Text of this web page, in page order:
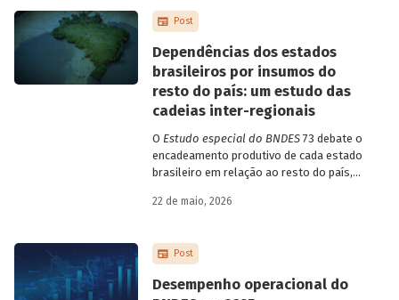
detalhada e uma previsão para os
próximos meses no
Post
Dependências dos estados
brasileiros por insumos do
resto do país: um estudo das
cadeias inter-regionais
O Estudo especial do BNDES73 debate o
encadeamento produtivo de cada estado
brasileiro em relação ao resto do país,
quanto o estímulo a um estado ou setor
os demais. Para isso usa uma
metodologia de construção de matrizes
22 de maio, 2026
Post
Desempenho operacional do